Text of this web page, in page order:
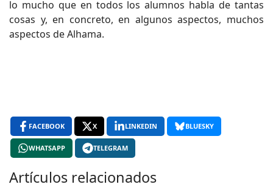
lo mucho que en todos los alumnos habla de tantas
cosas y, en concreto, en algunos aspectos, muchos
aspectos de Alhama.
FACEBOOK X LINKEDIN BLUESKY
WHATSAPP TELEGRAM
Artículos relacionados